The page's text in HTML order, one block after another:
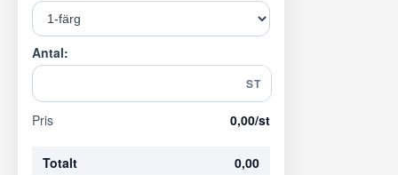
Antal:
ST
Pris 0,00/st
Totalt 0,00